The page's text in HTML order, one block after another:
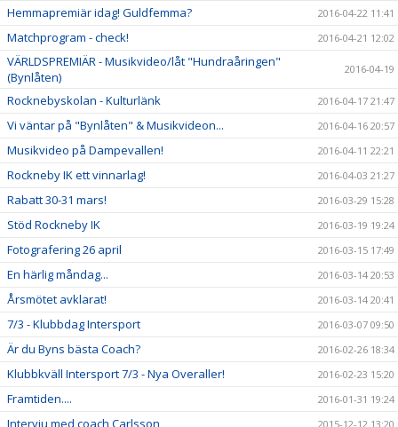
Hemmapremiär idag! Guldfemma? 2016-04-22 11:41
Matchprogram - check! 2016-04-21 12:02
VÄRLDSPREMIÄR - Musikvideo/låt "Hundraåringen"
(Bynlåten)
2016-04-19
Rocknebyskolan - Kulturlänk 2016-04-17 21:47
Vi väntar på "Bynlåten" & Musikvideon... 2016-04-16 20:57
Musikvideo på Dampevallen! 2016-04-11 22:21
Rockneby IK ett vinnarlag! 2016-04-03 21:27
Rabatt 30-31 mars! 2016-03-29 15:28
Stöd Rockneby IK 2016-03-19 19:24
Fotografering 26 april 2016-03-15 17:49
En härlig måndag... 2016-03-14 20:53
Årsmötet avklarat! 2016-03-14 20:41
7/3 - Klubbdag Intersport 2016-03-07 09:50
Är du Byns bästa Coach? 2016-02-26 18:34
Klubbkväll Intersport 7/3 - Nya Overaller! 2016-02-23 15:20
Framtiden.... 2016-01-31 19:24
Intervju med coach Carlsson 2015-12-12 13:20